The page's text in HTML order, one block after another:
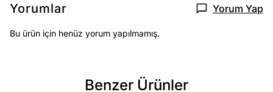
Yorumlar Yorum Yap
Bu ürün için henüz yorum yapılmamış.
Benzer Ürünler